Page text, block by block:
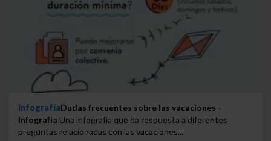
InfografíaDudas frecuentes sobre las vacaciones –
Infografía Una infografía que da respuesta a diferentes
preguntas relacionadas con las vacaciones...